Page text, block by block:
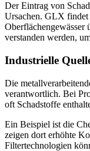
Der Eintrag von
Ursachen. GLX findet
Oberflächengewässer
verstanden werden,
Industrielle
Die
verantwortlich. Bei
oft Schadstoffe
Ein Beispiel ist die
zeigen dort erhöhte
Filtertechnologien